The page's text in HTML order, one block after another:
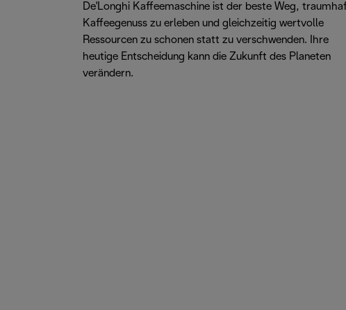
De'Longhi Kaffeemaschine ist der beste Weg,
Kaffeegenuss zu erleben und gleichzeitig wertvolle
Ressourcen zu schonen statt zu verschwenden. Ihre
heutige Entscheidung kann die Zukunft des Planeten
verändern.